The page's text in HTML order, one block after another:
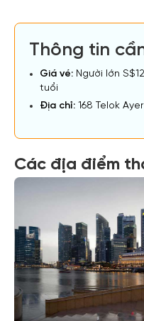
Thông tin
Giá vé: Người lớn
tuổi
Địa chỉ: 168 Telok
Các địa điểm